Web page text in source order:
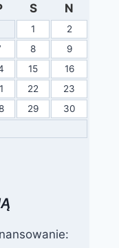
S N
1
2
8
9
15
16
22
23
29
30